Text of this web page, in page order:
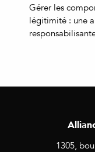
Gérer les
légitimité : une
1305,